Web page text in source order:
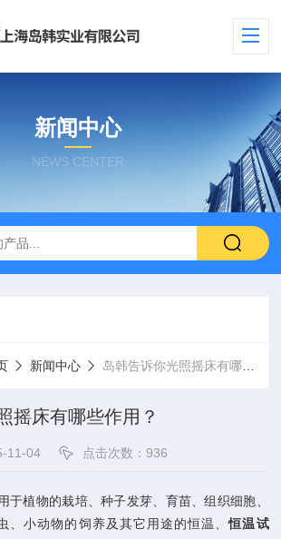
新闻中心
NEWS CENTER
新闻中心 岛韩告诉你光照摇床有哪些作用？
摇床有哪些作用？
11-04 点击次数：936
于植物的栽培、种子发芽、育苗、组织细胞、
、小动物的饲养及其它用途的恒温、恒温试